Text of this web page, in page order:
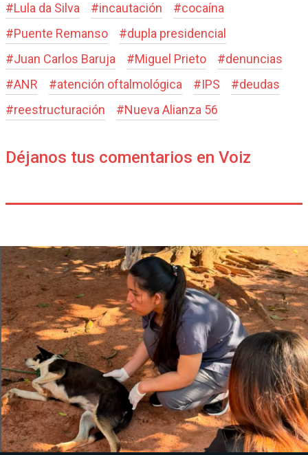
#Lula da Silva #incautación #cocaína
#Puente Remanso #dupla presidencial
#Juan Carlos Baruja #Miguel Prieto #denuncias
#ANR #atención oftalmológica #IPS #deudas
#reestructuración #Nueva Alianza 56
Déjanos tus comentarios en Voiz